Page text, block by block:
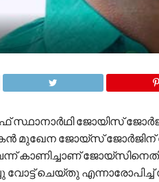
സ്ഥാനാർഥി ജോയിസ്
ജോയ്സ് ജോർജിന്
കാണിച്ചാണ്
ചെയ്തു